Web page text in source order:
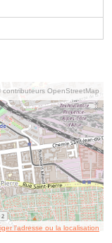
contributeurs OpenStreetMap
l’adresse ou la localisation